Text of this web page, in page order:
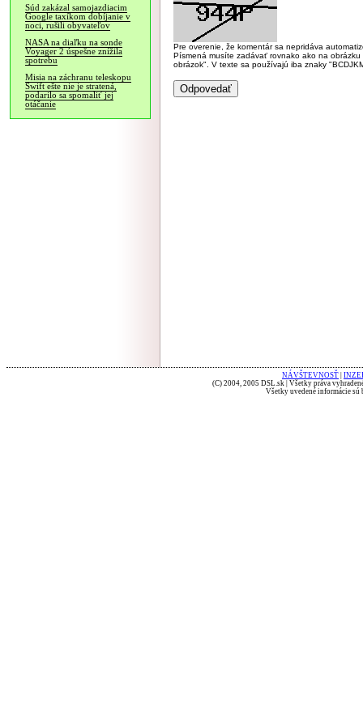
Súd zakázal samojazdiacim
Google taxíkom dobíjanie v
noci, rušili obyvateľov
NASA na diaľku na sonde
Voyager 2 úspešne znížila
spotrebu
Misia na záchranu teleskopu
Swift ešte nie je stratená,
podarilo sa spomaliť jej
otáčanie
Pre overenie, že komentár sa nepridáva
Písmená musíte zadávať rovnako ako na
obrázok". V texte sa používajú iba znaky
NÁVŠTEVNOSŤ
(C) 2004, 2005 DSL.sk | Všetky práva
Všetky uvedené informácie sú